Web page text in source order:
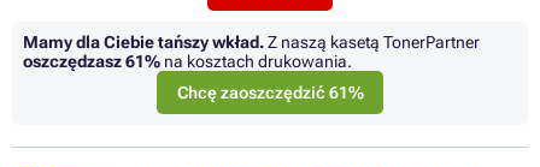
Mamy dla Ciebie tańszy wkład.Z naszą kasetą TonerPartner
oszczędzasz61% na kosztach drukowania.
Chcę zaoszczędzić 61%